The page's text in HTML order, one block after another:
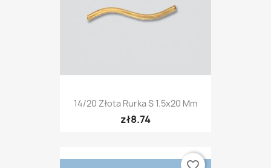
14/20 Złota Rurka S 1.5x20 Mm
zł8.74